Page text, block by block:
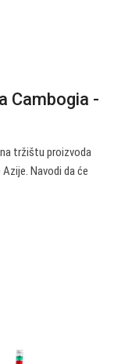
Cambogia -
tržištu proizvoda
Navodi da će